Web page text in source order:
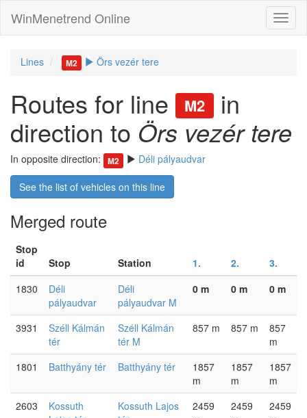
WinMenetrend Online
Lines M2 Örs vezér tere
Routes for line M2
in
direction to Örs vezér tere
In opposite direction: M2 Déli pályaudvar
See the list of vehicles on this line
Merged route
Stop
id
Stop Station 1. 2.
3.
1830
Déli
pályaudvar
Déli
pályaudvar M
0 m 0 m 0 m
3931
Széll Kálmán
tér
Széll Kálmán
tér M
857 m 857 m
857
m
1801
Batthyány tér Batthyány tér
1857
m
1857
m
1857
m
2603
Kossuth
Kossuth Lajos
2459
2459
2459